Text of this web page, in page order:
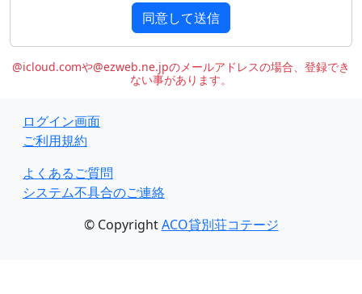
同意して送信
@icloud.comや@ezweb.ne.jpのメールアドレスの場合、登録でき
ない事があります。
ログイン画面
ご利用規約
よくあるご質問
システム不具合のご連絡
© CopyrightACO貸別荘コテージ